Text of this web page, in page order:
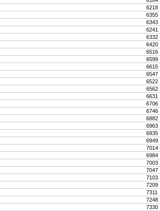
6218
6355
6343
6241
6332
6420
6516
6599
6615
6547
6522
6562
6631
6706
6746
6882
6963
6935
6949
7014
6984
7003
7047
7103
7209
7311
7248
7330